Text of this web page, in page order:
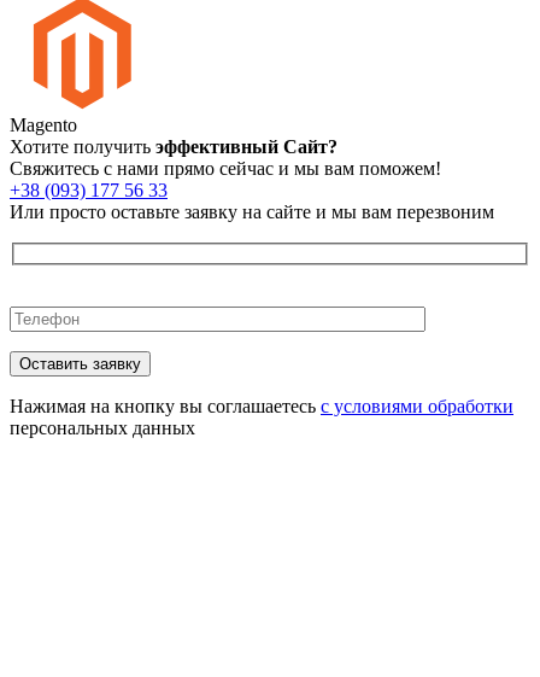
Magento
Хотите получить эффективный Сайт?
Свяжитесь с нами прямо сейчас и мы вам поможем!
+38 (093) 177 56 33
Или просто оставьте заявку на сайте и мы вам перезвоним
это
пустым.
Нажимая на кнопку вы соглашаетесь с условиями обработки
персональных данных